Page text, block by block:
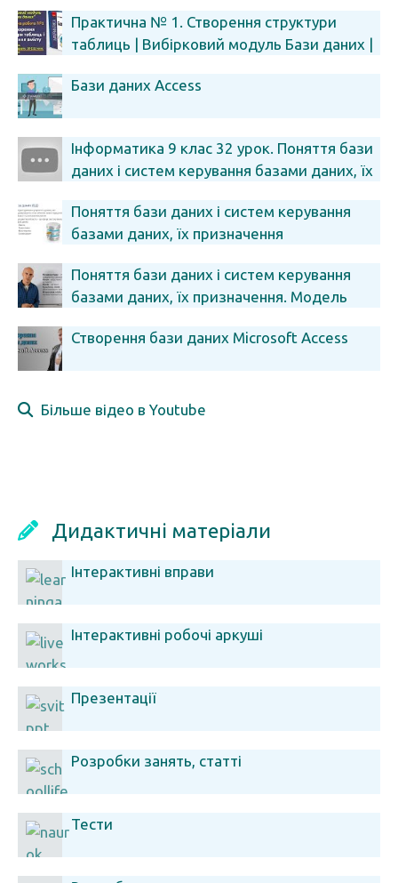
Практична № 1. Створення структури
таблиць | Вибірковий модуль Бази даних |
Бази даних Access
Інформатика 9 клас 32 урок. Поняття бази
даних і систем керування базами даних, їх
Поняття бази даних і систем керування
базами даних, їх призначення
Поняття бази даних і систем керування
базами даних, їх призначення. Модель
Створення бази даних Microsoft Access
Більше відео в Youtube
Дидактичні матеріали
Інтерактивні вправи
Інтерактивні робочі аркуші
Презентації
Розробки занять, статті
Тести